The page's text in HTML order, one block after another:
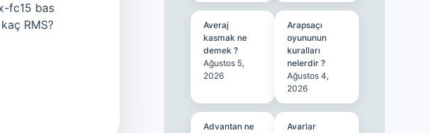
fc15 bas
RMS?
Averaj
kasmak ne
demek ?
Ağustos 5,
2026
Arapsaçı
oyununun
kuralları
nelerdir ?
Ağustos 4,
2026
Advantan ne
Avarlar